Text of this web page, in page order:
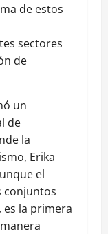
de estos
sectores
de
un
de
la
Erika
el
conjuntos
es la primera